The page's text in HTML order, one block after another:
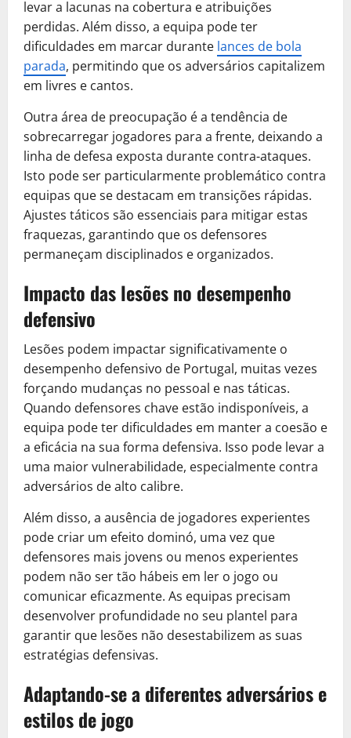
levar a lacunas na cobertura e atribuições
perdidas. Além disso, a equipa pode ter
dificuldades em marcar durante lances de bola
parada, permitindo que os adversários capitalizem
em livres e cantos.
Outra área de preocupação é a tendência de
sobrecarregar jogadores para a frente, deixando a
linha de defesa exposta durante contra-ataques.
Isto pode ser particularmente problemático contra
equipas que se destacam em transições rápidas.
Ajustes táticos são essenciais para mitigar estas
fraquezas, garantindo que os defensores
permaneçam disciplinados e organizados.
Impacto das lesões no desempenho
defensivo
Lesões podem impactar significativamente o
desempenho defensivo de Portugal, muitas vezes
forçando mudanças no pessoal e nas táticas.
Quando defensores chave estão indisponíveis, a
equipa pode ter dificuldades em manter a coesão e
a eficácia na sua forma defensiva. Isso pode levar a
uma maior vulnerabilidade, especialmente contra
adversários de alto calibre.
Além disso, a ausência de jogadores experientes
pode criar um efeito dominó, uma vez que
defensores mais jovens ou menos experientes
podem não ser tão hábeis em ler o jogo ou
comunicar eficazmente. As equipas precisam
desenvolver profundidade no seu plantel para
garantir que lesões não desestabilizem as suas
estratégias defensivas.
Adaptando-se a diferentes adversários e
estilos de jogo